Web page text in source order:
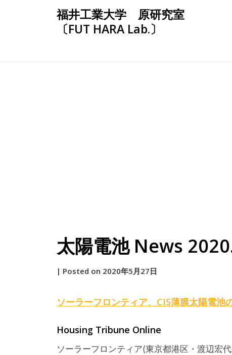
福井工業大学 原研究室
〔FUT HARA Lab.〕
太陽電池 News
by
| Posted on 2020年5月27日
ソーラーフロンティア、CIS薄膜太陽電池
Housing Tribune Online
ソーラーフロンティア(東京都港区・渡辺宏